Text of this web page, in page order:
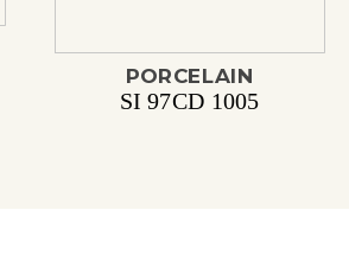
PORCELAIN
SI 97CD 1005